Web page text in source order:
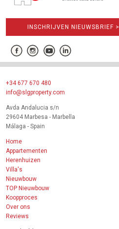
INSCHRIJVEN NIEUWSBRIEF >
+34 677 670 480
info@slgproperty.com
Avda Andalucia s/n
29604 Marbesa - Marbella
Málaga - Spain
Home
Appartementen
Herenhuizen
Villa's
Nieuwbouw
TOP Nieuwbouw
Koopproces
Over ons
Reviews